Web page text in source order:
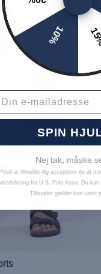
10%
SPIN
Nej tak, måske
*Ved at tilmelde dig accepterer du at
fra U.S. Polo Assn. Du kan
Tilbuddet gælder kun varer